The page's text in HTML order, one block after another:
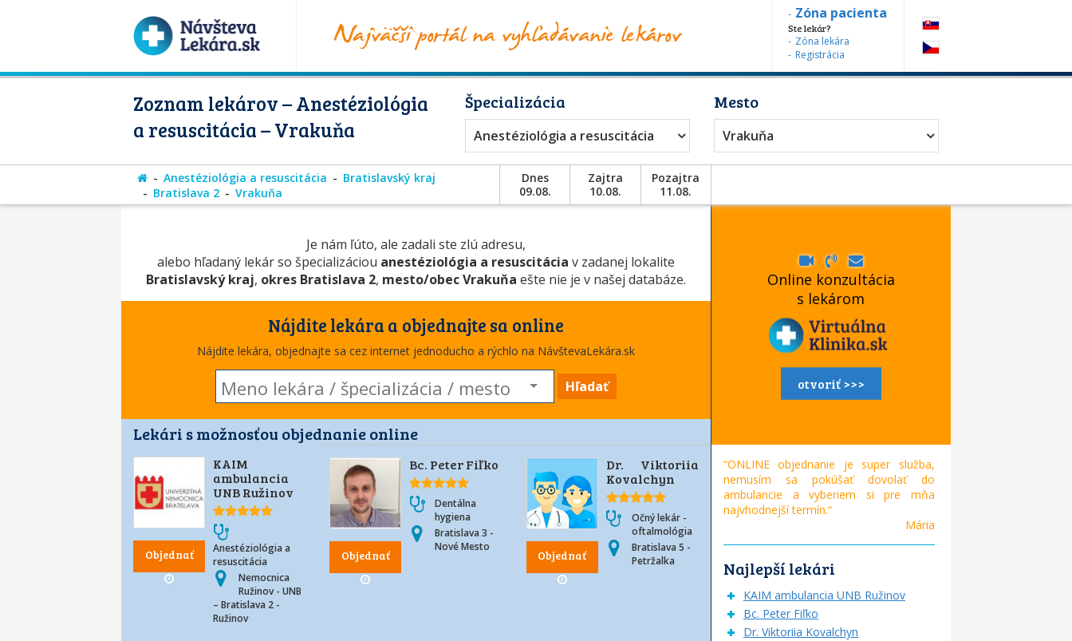
Zóna pacienta
Ste lekár?
Zóna lekára
Registrácia
Zoznam lekárov – Anestéziológia
a resuscitácia – Vrakuňa
Špecializácia
Anestéziológia a resuscitácia
Mesto
Vrakuňa
Anestéziológia a resuscitácia
Bratislavský kraj
Bratislava 2
Vrakuňa
Dnes
09.08.
Zajtra
10.08.
Pozajtra
11.08.
Je nám ľúto, ale zadali ste zlú adresu,
alebo hľadaný lekár so špecializáciou anestéziológia a resuscitácia v zadanej lokalite
Bratislavský kraj, okres Bratislava 2, mesto/obec Vrakuňa ešte nie je v našej databáze.
Nájdite lekára a objednajte sa online
Nájdite lekára, objednajte sa cez internet jednoducho a rýchlo na NávštevaLekára.sk
Hľadať
Lekári s možnosťou objednanie online
Objednať
KAIM
ambulancia
UNB Ružinov
Anestéziológia a
resuscitácia
Nemocnica
Ružinov - UNB
– Bratislava 2 -
Ružinov
Objednať
Bc. Peter Fiľko
Dentálna
hygiena
Bratislava 3 -
Nové Mesto
Objednať
Dr. Viktoriia
Kovalchyn
Očný lekár -
oftalmológia
Bratislava 5 -
Petržalka
Online konzultácia
s lekárom
otvoriť >>>
“ONLINE objednanie je super služba,
nemusím sa pokúšať dovolať do
ambulancie a vyberiem si pre mňa
najvhodnejší termín.“
Mária
Najlepší lekári
KAIM ambulancia UNB Ružinov
Bc. Peter Fiľko
Dr. Viktoriia Kovalchyn